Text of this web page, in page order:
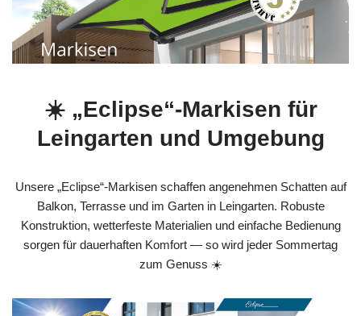
☀️ „Eclipse“-Markisen für
Leingarten und Umgebung
Unsere „Eclipse“-Markisen schaffen angenehmen Schatten auf
Balkon, Terrasse und im Garten in Leingarten. Robuste
Konstruktion, wetterfeste Materialien und einfache Bedienung
sorgen für dauerhaften Komfort — so wird jeder Sommertag
zum Genuss ☀️